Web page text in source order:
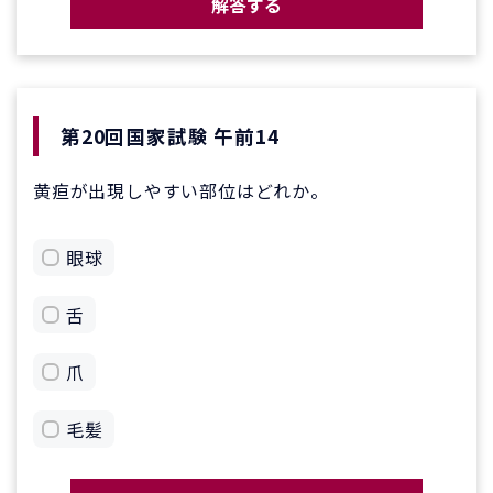
第20回国家試験 午前14
黄疸が出現しやすい部位はどれか。
眼球
舌
爪
毛髪